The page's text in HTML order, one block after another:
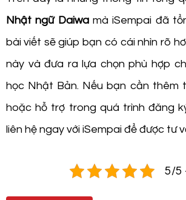
Nhật ngữ Daiwamà iSempai đã
bài viết sẽ giúp bạn có cái nhìn rõ
này và đưa ra lựa chọn phù hợp
học Nhật Bản. Nếu bạn cần thêm
hoặc hỗ trợ trong quá trình đăng
liên hệ ngay với iSempai để được tư
5/5